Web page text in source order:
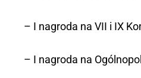
– I nagroda na VII i IX
– I nagroda na